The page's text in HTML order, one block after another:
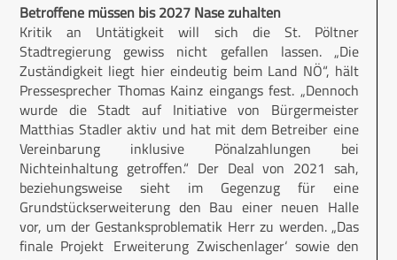
Betroffene müssen bis 2027 Nase zuhalten
Kritik an Untätigkeit will sich die St. Pöltner
Stadtregierung gewiss nicht gefallen lassen. „Die
Zuständigkeit liegt hier eindeutig beim Land NÖ“, hält
Pressesprecher Thomas Kainz eingangs fest. „Dennoch
wurde die Stadt auf Initiative von Bürgermeis­ter
Matthias Stadler aktiv und hat mit dem Betreiber eine
Vereinbarung inklusive Pönalzahlungen bei
Nichteinhaltung getroffen.“ Der Deal von 2021 sah,
beziehungsweise sieht im Gegenzug für eine
Grundstückserweiterung den Bau einer neuen Halle
vor, um der Gestanksproblematik Herr zu werden. „Das
finale Projekt ‚Erweiterung Zwischenlager‘ sowie den